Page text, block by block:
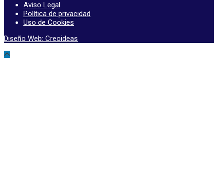
Aviso Legal
Política de privacidad
Uso de Cookies
Diseño Web: Creoideas